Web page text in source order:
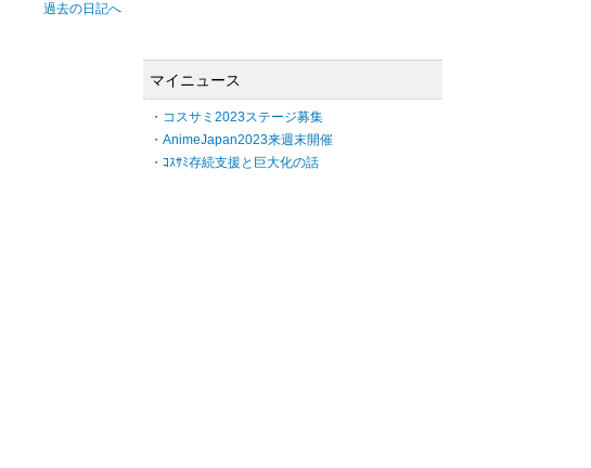
過去の日記へ
マイニュース
・コスサミ2023ステージ募集
・AnimeJapan2023来週末開催
・ｺｽｻﾐ存続支援と巨大化の話